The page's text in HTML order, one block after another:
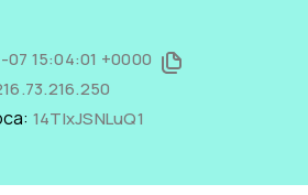
15:04:01 +0000
14TIxJSNLuQ1